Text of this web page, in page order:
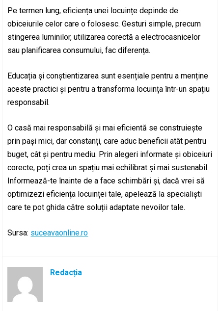
Pe termen lung, eficiența unei locuințe depinde de
obiceiurile celor care o folosesc. Gesturi simple, precum
stingerea luminilor, utilizarea corectă a electrocasnicelor
sau planificarea consumului, fac diferența.
Educația și conștientizarea sunt esențiale pentru a menține
aceste practici și pentru a transforma locuința într-un spațiu
responsabil.
O casă mai responsabilă și mai eficientă se construiește
prin pași mici, dar constanți, care aduc beneficii atât pentru
buget, cât și pentru mediu. Prin alegeri informate și obiceiuri
corecte, poți crea un spațiu mai echilibrat și mai sustenabil.
Informează-te înainte de a face schimbări și, dacă vrei să
optimizezi eficiența locuinței tale, apelează la specialiști
care te pot ghida către soluții adaptate nevoilor tale.
Sursa: suceavaonline.ro
Redacția